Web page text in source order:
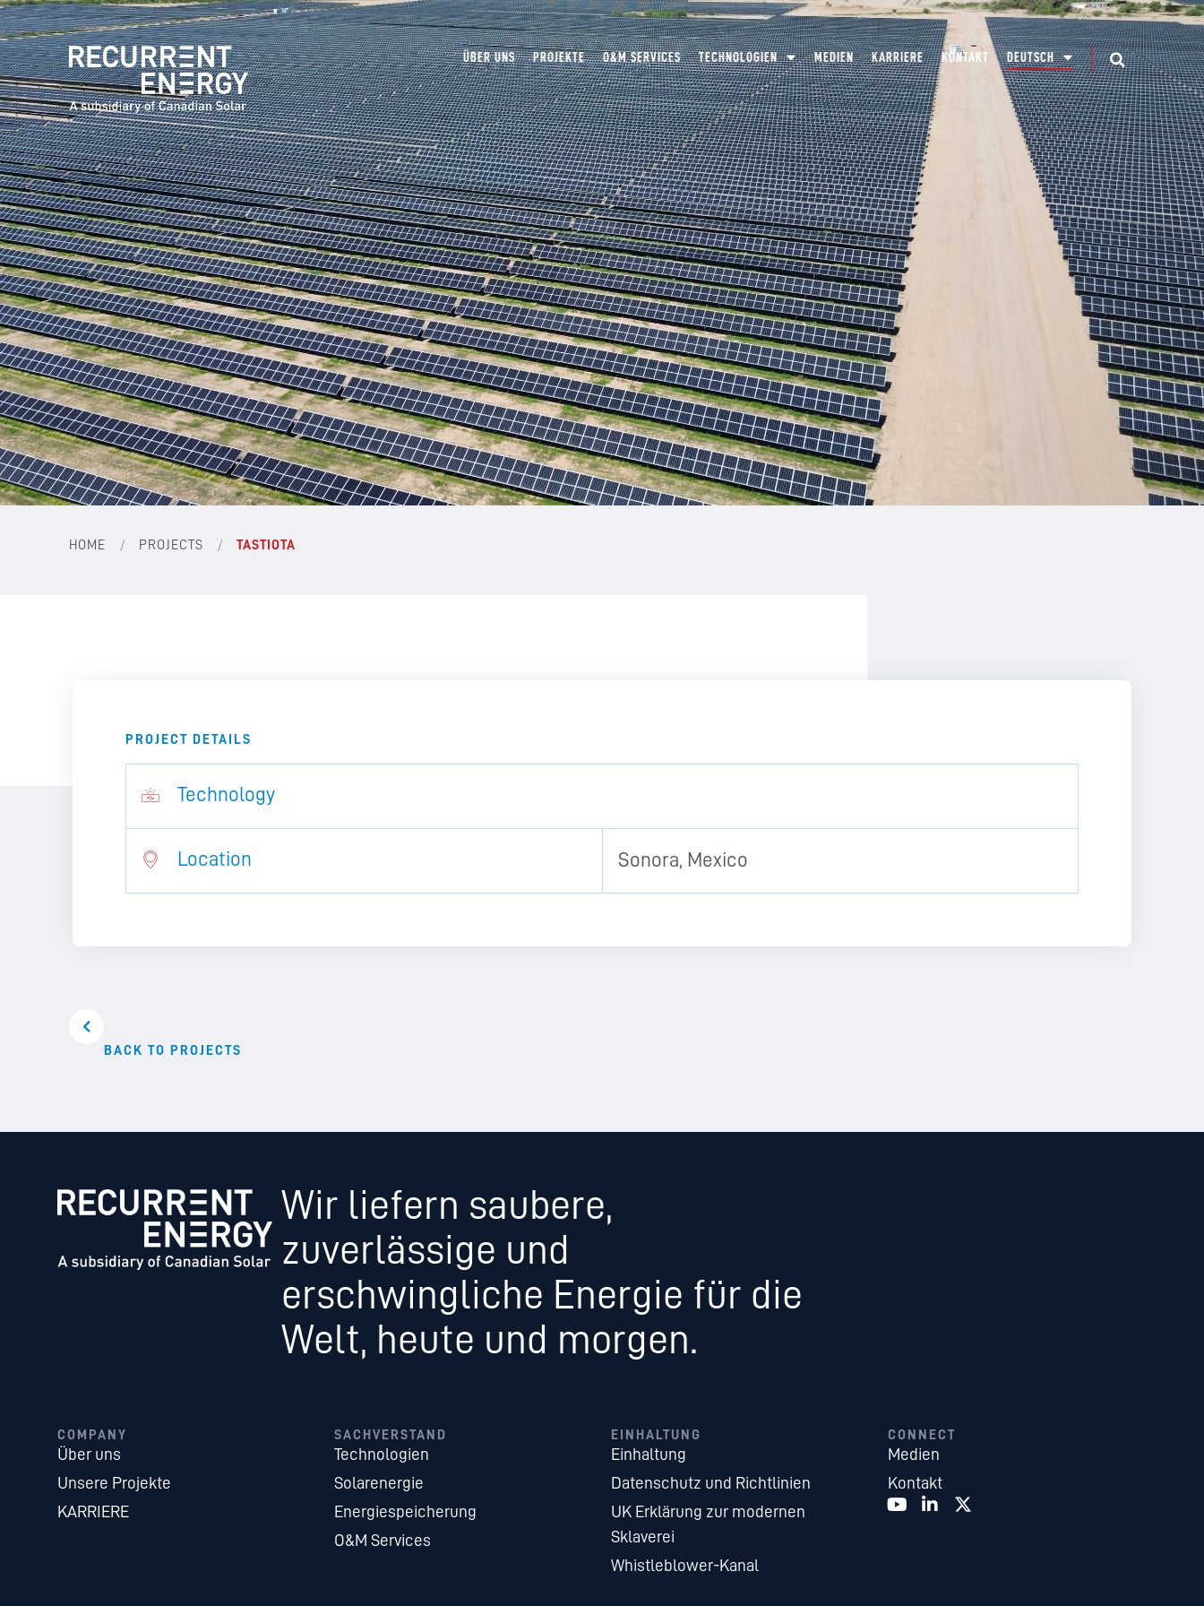
ÜBER UNS PROJEKTE O&M SERVICES TECHNOLOGIEN MEDIEN KARRIERE KONTAKT DEUTSCH
HOME / PROJECTS / TASTIOTA
PROJECT DETAILS
Technology
Location Sonora, Mexico
BACK TO PROJECTS
Wir liefern saubere,
zuverlässige und
erschwingliche Energie für die
Welt, heute und morgen.
COMPANY
Über uns
Unsere Projekte
KARRIERE
SACHVERSTAND
Technologien
Solarenergie
Energiespeicherung
O&M Services
EINHALTUNG
Einhaltung
Datenschutz und Richtlinien
UK Erklärung zur modernen
Sklaverei
Whistleblower-Kanal
CONNECT
Medien
Kontakt